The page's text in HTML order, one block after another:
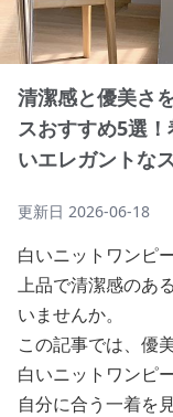
清潔感と優美さ
スおすすめ5選
いエレガントな
更新日 2026-06-18
白いニットワンピ
上品で清潔感のあ
いませんか。
この記事では、優
白いニットワンピ
自分に合う一着を